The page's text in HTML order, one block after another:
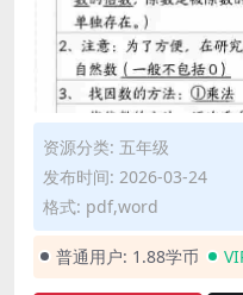
资源分类: 五年级
发布时间: 2026-03-24
格式: pdf,word
普通用户: 1.88学币